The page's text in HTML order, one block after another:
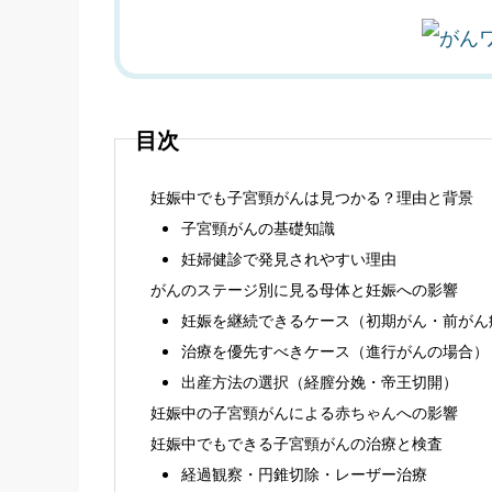
目次
妊娠中でも子宮頸がんは見つかる？理由と背景
子宮頸がんの基礎知識
妊婦健診で発見されやすい理由
がんのステージ別に見る母体と妊娠への影響
妊娠を継続できるケース（初期がん・前が
治療を優先すべきケース（進行がんの場合）
出産方法の選択（経膣分娩・帝王切開）
妊娠中の子宮頸がんによる赤ちゃんへの影響
妊娠中でもできる子宮頸がんの治療と検査
経過観察・円錐切除・レーザー治療